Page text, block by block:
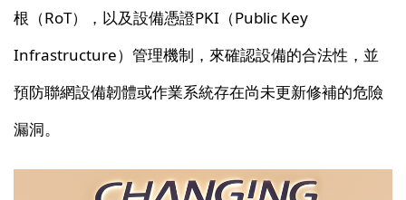
根（RoT），以及設備憑證PKI（Public Key
Infrastructure）管理機制，來確認設備的合法性，並
預防聯網設備韌體或作業系統存在尚未更新修補的危險
漏洞。